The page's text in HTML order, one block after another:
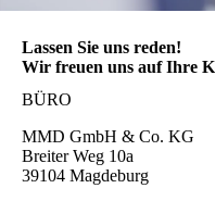
Lassen Sie uns reden!
Wir freuen uns auf Ihre
BÜRO
MMD GmbH & Co. KG
Breiter Weg 10a
39104 Magdeburg